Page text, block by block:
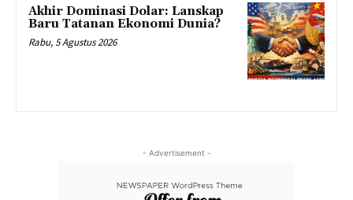
Akhir Dominasi Dolar: Lanskap
Baru Tatanan Ekonomi Dunia?
Rabu, 5 Agustus 2026
- Advertisement -